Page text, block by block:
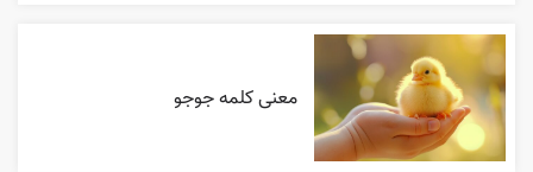
معنی کلمه جوجو